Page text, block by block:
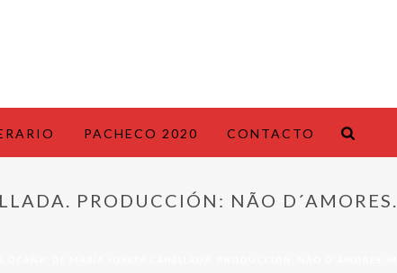
PACHECO 2020 CONTACTO
PRODUCCIÓN: NÃO D´AMORES.